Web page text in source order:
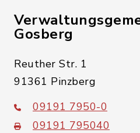
Gosberg
Reuther Str. 1
91361 Pinzberg
09191 7950-0
09191 795040